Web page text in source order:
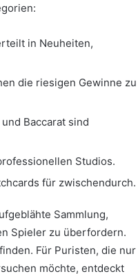
in Neuheiten,
die riesigen Gewinne zu
Baccarat sind
Studios.
für zwischendurch.
Sammlung,
Spieler zu überfordern.
Für Puristen, die nur
möchte, entdeckt